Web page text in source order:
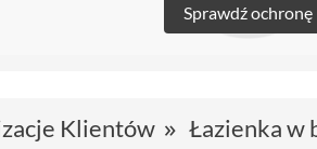
Sprawdź ochronę
Klientów Łazienka w